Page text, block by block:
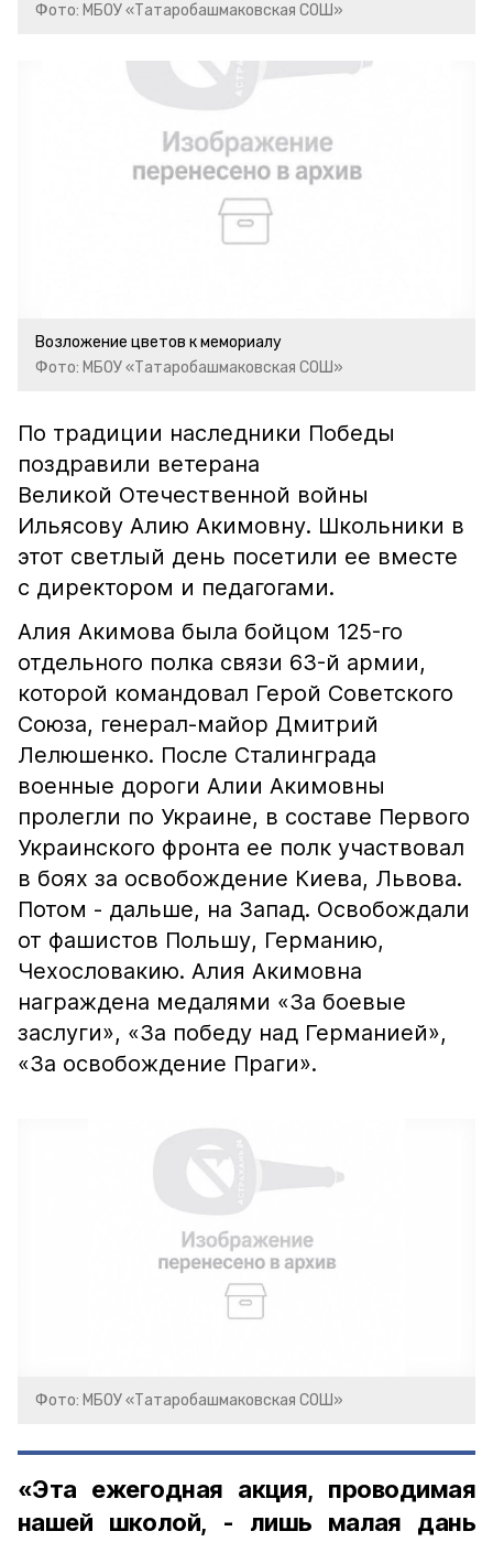
Фото: МБОУ «Татаробашмаковская СОШ»
Возложение цветов к мемориалу
Фото: МБОУ «Татаробашмаковская СОШ»
По традиции наследники Победы
поздравили ветерана
Великой Отечественной войны
Ильясову Алию Акимовну. Школьники в
этот светлый день посетили ее вместе
с директором и педагогами.
Алия Акимова была бойцом 125-го
отдельного полка связи 63-й армии,
которой командовал Герой Советского
Союза, генерал-майор Дмитрий
Лелюшенко. После Сталинграда
военные дороги Алии Акимовны
пролегли по Украине, в составе Первого
Украинского фронта ее полк участвовал
в боях за освобождение Киева, Львова.
Потом - дальше, на Запад. Освобождали
от фашистов Польшу, Германию,
Чехословакию. Алия Акимовна
награждена медалями «За боевые
заслуги», «За победу над Германией»,
«За освобождение Праги».
Фото: МБОУ «Татаробашмаковская СОШ»
«Эта ежегодная акция, проводимая
нашей школой, - лишь малая дань